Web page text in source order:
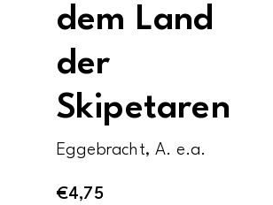
dem Land
der
Skipetaren
Eggebracht, A. e.a.
€4,75